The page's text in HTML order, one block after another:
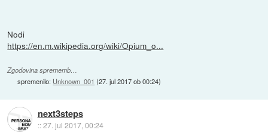
Nodi
https://en.m.wikipedia.org/wiki/Opium_o...
Zgodovina sprememb…
spremenilo: Unknown_001 (27. jul 2017 ob 00:24)
next3steps
::27. jul 2017, 00:24